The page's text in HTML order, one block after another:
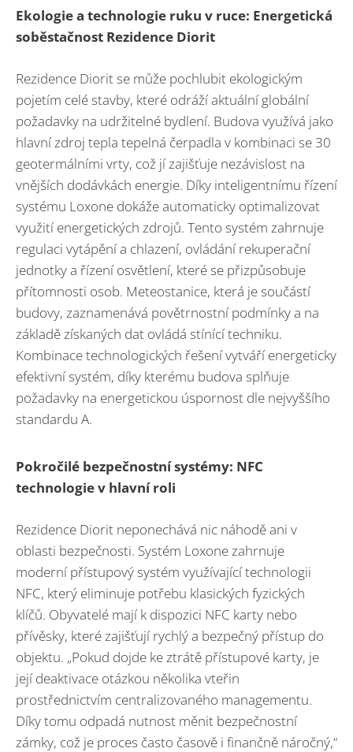
Ekologie a technologie ruku v ruce: Energetická
soběstačnost Rezidence Diorit
Rezidence Diorit se může pochlubit ekologickým
pojetím celé stavby, které odráží aktuální globální
požadavky na udržitelné bydlení. Budova využívá jako
hlavní zdroj tepla tepelná čerpadla v kombinaci se 30
geotermálními vrty, což jí zajišťuje nezávislost na
vnějších dodávkách energie. Díky inteligentnímu řízení
systému Loxone dokáže automaticky optimalizovat
využití energetických zdrojů. Tento systém zahrnuje
regulaci vytápění a chlazení, ovládání rekuperační
jednotky a řízení osvětlení, které se přizpůsobuje
přítomnosti osob. Meteostanice, která je součástí
budovy, zaznamenává povětrnostní podmínky a na
základě získaných dat ovládá stínící techniku.
Kombinace technologických řešení vytváří energeticky
efektivní systém, díky kterému budova splňuje
požadavky na energetickou úspornost dle nejvyššího
standardu A.
Pokročilé bezpečnostní systémy: NFC
technologie v hlavní roli
Rezidence Diorit neponechává nic náhodě ani v
oblasti bezpečnosti. Systém Loxone zahrnuje
moderní přístupový systém využívající technologii
NFC, který eliminuje potřebu klasických fyzických
klíčů. Obyvatelé mají k dispozici NFC karty nebo
přívěsky, které zajišťují rychlý a bezpečný přístup do
objektu. „Pokud dojde ke ztrátě přístupové karty, je
její deaktivace otázkou několika vteřin
prostřednictvím centralizovaného managementu.
Díky tomu odpadá nutnost měnit bezpečnostní
zámky, což je proces často časově i finančně náročný,“